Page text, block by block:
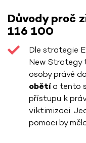
Důvody proč
116 100
Dle strategie
New Strategy
osoby právě
obětía tento
přístupu k
viktimizaci.
pomoci by